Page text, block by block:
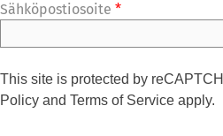
Sähköpostiosoite *
This site is protected by
Policy and Terms of Service apply.